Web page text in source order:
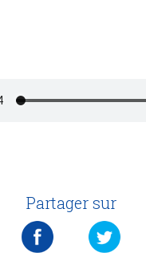
Partager sur